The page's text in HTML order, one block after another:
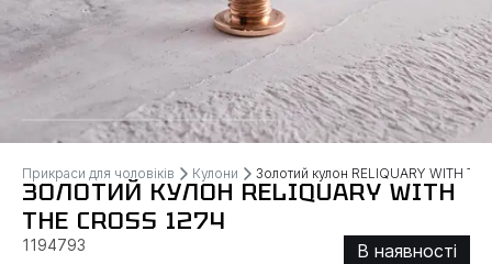
Прикраси для чоловіків Кулони Золотий кулон RELIQUARY WITH
ЗОЛОТИЙ КУЛОН RELIQUARY WITH
THE CROSS 1274
1194793
В наявності